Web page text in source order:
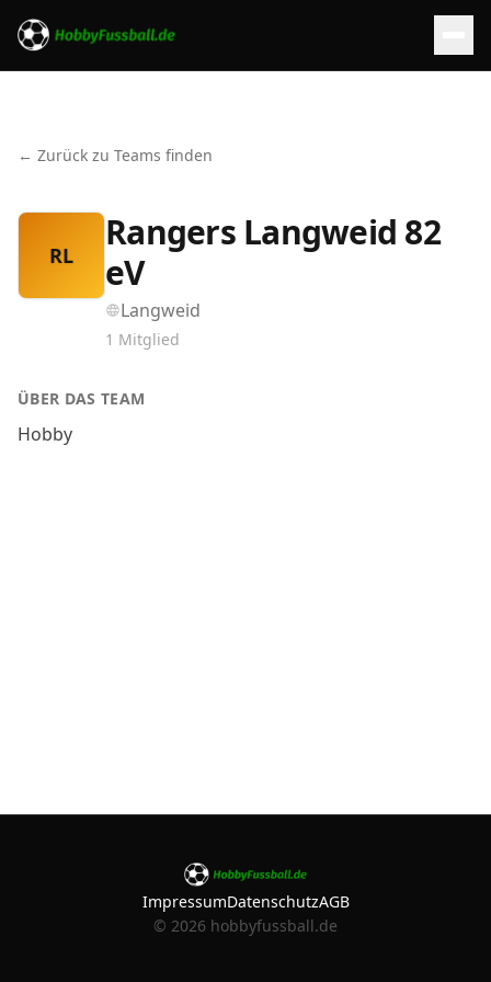
← Zurück zu Teams finden
RL
Rangers Langweid 82
eV
Langweid
1 Mitglied
ÜBER DAS TEAM
Hobby
ImpressumDatenschutzAGB
© 2026 hobbyfussball.de